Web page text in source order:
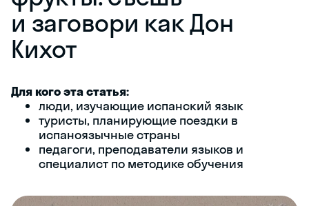
и заговори как Дон
Кихот
Для кого эта статья:
люди, изучающие испанский язык
туристы, планирующие поездки в
испаноязычные страны
педагоги, преподаватели языков и
специалист по методике обучения